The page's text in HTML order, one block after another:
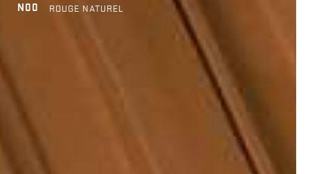
N00 ROUGE NATUREL